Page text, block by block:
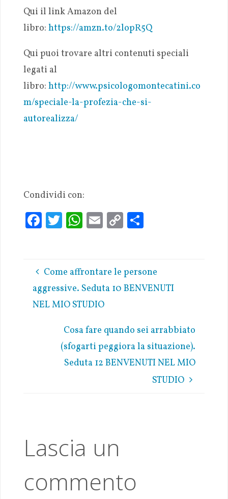
Qui il link Amazon del
libro: https://amzn.to/2lopR5Q
Qui puoi trovare altri contenuti speciali
legati al
libro: http://www.psicologomontecatini.co
m/speciale-la-profezia-che-si-
autorealizza/
Condividi con:
Fa
oo
k
T
te
r
W
s
A
p
E
l
C
y
Li
S
e
Come affrontare le persone
aggressive. Seduta 10 BENVENUTI
NEL MIO STUDIO
Cosa fare quando sei arrabbiato
(sfogarti peggiora la situazione).
Seduta 12 BENVENUTI NEL MIO
STUDIO
Lascia un
commento